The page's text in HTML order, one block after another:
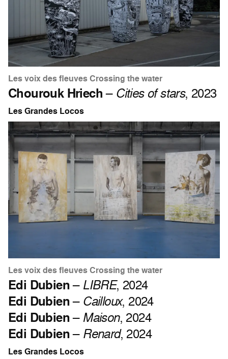
Les voix des fleuves Crossing the water
Chourouk Hriech– Cities of stars, 2023
Les Grandes Locos
Les voix des fleuves Crossing the water
Edi Dubien– LIBRE, 2024
Edi Dubien– Cailloux, 2024
Edi Dubien– Maison, 2024
Edi Dubien– Renard, 2024
Les Grandes Locos